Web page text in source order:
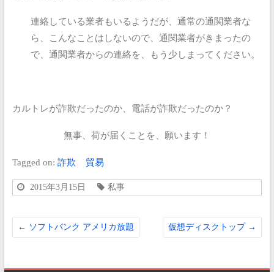
連絡している業者もいるようだが、通常の通関業者な
ら、こんなことはしないので、通関業者がきまったの
で、通関業者からの連絡を、もう少しまってください。
カルトレが詐欺だったのか、電話が詐欺だったのか？
無事、荷が届くことを、願います！
Tagged on: 詐欺 貿易
2015年3月15日 私事
← ソフトバンク アメリカ放題 仮想ディスクトップ →